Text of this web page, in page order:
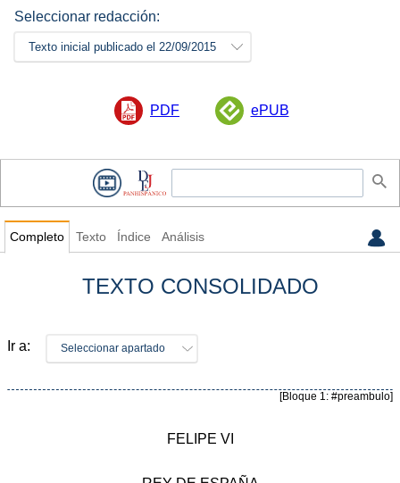
Seleccionar redacción:
Texto inicial publicado el 22/09/2015
PDF ePUB
Completo Texto Índice Análisis
TEXTO CONSOLIDADO
Ir a: Seleccionar apartado
[Bloque 1: #preambulo]
FELIPE VI